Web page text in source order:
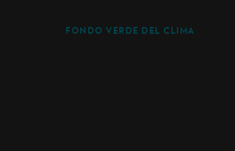
FONDO VERDE DEL CLIMA